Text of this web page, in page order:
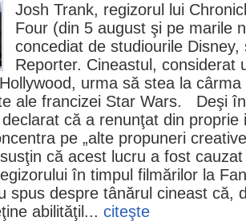
Josh Trank, regizorul lui
Four (din 5 august şi pe marile
concediat de studiourile Disney,
Reporter. Cineastul, considerat
urma să stea la
ale francizei Star Wars. Deşi
că a renunţat din proprie
pe „alte propuneri
că acest lucru a fost
în timpul filmărilor la
spus despre tânărul cineast că,
abilităţil... citeşte